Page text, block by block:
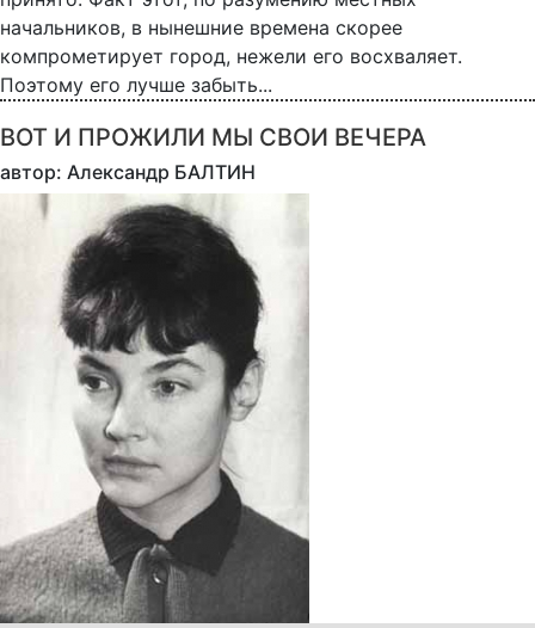
начальников, в нынешние времена скорее
компрометирует город, нежели его восхваляет.
Поэтому его лучше забыть...
ВОТ И ПРОЖИЛИ МЫ СВОИ ВЕЧЕРА
автор: Александр БАЛТИН